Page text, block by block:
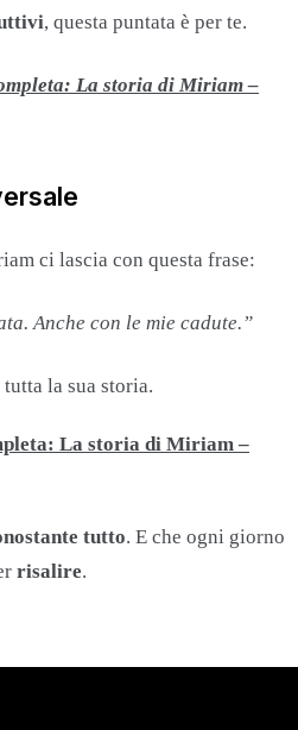
, questa puntata è per te.
La storia di Miriam –
ci lascia con questa frase:
Anche con le mie cadute.”
la sua storia.
La storia di Miriam –
tutto. E che ogni giorno
risalire.